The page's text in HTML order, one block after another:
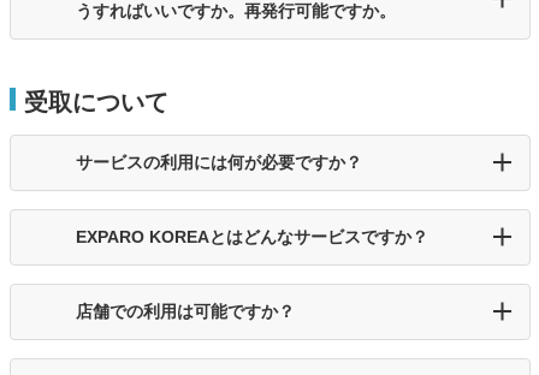
うすればいいですか。再発行可能ですか。
受取について
サービスの利用には何が必要ですか？
EXPARO KOREAとはどんなサービスですか？
店舗での利用は可能ですか？